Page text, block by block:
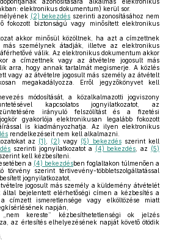
elektronikus dokumentum) kerül sor.
(2) bekezdés szerinti azonosításához nem
fokozott biztonságú vagy minősített elektronikus
akkor minősül közöltnek, ha azt a címzettnek
személynek átadják, illetve az elektronikus
válik. Az elektronikus dokumentum akkor
a címzettnek vagy az átvételre jogosult más
arra, hogy annak tartalmát megismerje. A közlés
vagy az átvételre jogosult más személy az átvételt
megakadályozza. Erről jegyzőkönyvet kell
módosítását, a közalkalmazotti jogviszony
kapcsolatos jognyilatkozatot, az
irányuló felszólítást és a fizetési
gyakorlója elektronikusan legalább fokozott
is kiadmányozhatja. Az ilyen elektronikus
rendelkezéseit nem kell alkalmazni.
az (1) (2) vagy (5) bekezdésszerint kell
szerinti jognyilatkozatot a (4) bekezdés , az (5)
szerint kell kézbesíteni.
a (4) bekezdésben foglaltakon túlmenően a
törvény szerint tértivevény-többletszolgáltatással
jognyilatkozatot,
jogosult más személy a küldemény átvételét
által bejelentett elérhetőségi címen a kézbesítés a
címzett ismeretlensége vagy elköltözése miatt
napján,
kereste” kézbesíthetetlenségi ok jelzés
az értesítés elhelyezésének napját követő ötödik